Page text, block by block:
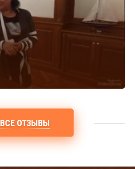
ВСЕ ОТЗЫВЫ